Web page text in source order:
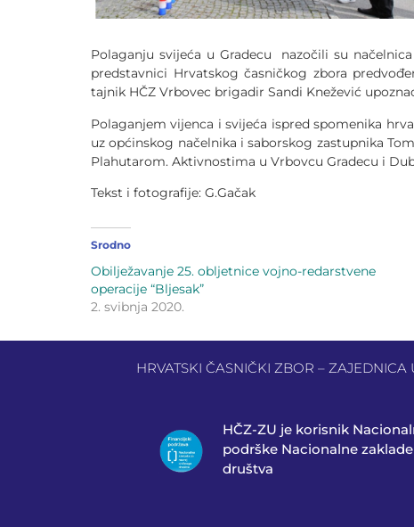
Polaganju svijeća u Gradecu nazočili su
predstavnici Hrvatskog časničkog zbora
tajnik HČZ Vrbovec brigadir Sandi Knežević
Polaganjem vijenca i svijeća ispred spomenika
uz općinskog načelnika i saborskog zastupnika
Plahutarom. Aktivnostima u Vrbovcu Gradecu i
Tekst i fotografije: G.Gačak
Srodno
Obilježavanje 25. obljetnice vojno-redarstvene
operacije “Bljesak”
2. svibnja 2020.
HRVATSKI ČASNIČKI ZBOR –
HČZ-ZU je korisnik
podrške Nacionalne
društva